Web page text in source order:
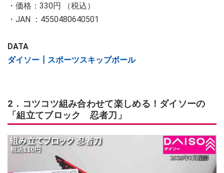
・価格：330円 （税込）
・JAN ：4550480640501
DATA
ダイソー┃スポーツスキップボール
2．コツコツ組み合わせて楽しめる！ダイソーの
「組立てブロック 忍者刀」